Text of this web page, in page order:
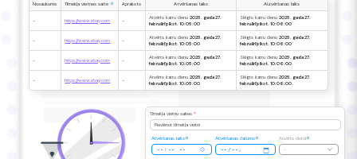
Nosaukums Tīmekļa vietnes saite Apraksts Atvēršanas laiks Aizvēršanas laiks
- https://www.ebay.com - Atvērts katru dienu2025. gada 27.
februārī plkst. 10:05:00
Slēgts katru dienu2025. gada 27.
februārī plkst. 10:06:00
- https://www.ebay.com - Atvērts katru dienu2025. gada 27.
februārī plkst. 10:05:00
Slēgts katru dienu2025. gada 27.
februārī plkst. 10:06:00
- https://www.ebay.com - Atvērts katru dienu2025. gada 27.
februārī plkst. 10:05:00
Slēgts katru dienu2025. gada 27.
februārī plkst. 10:06:00
- https://www.ebay.com - Atvērts katru dienu2025. gada 27.
februārī plkst. 10:05:00
Slēgts katru dienu2025. gada 27.
februārī plkst. 10:06:00
Tīmekļa vietņu saites *
Pievienot tīmekļa vietni
Atvēršanas laiks Atvēršanas datums
Atvērts dienā
-